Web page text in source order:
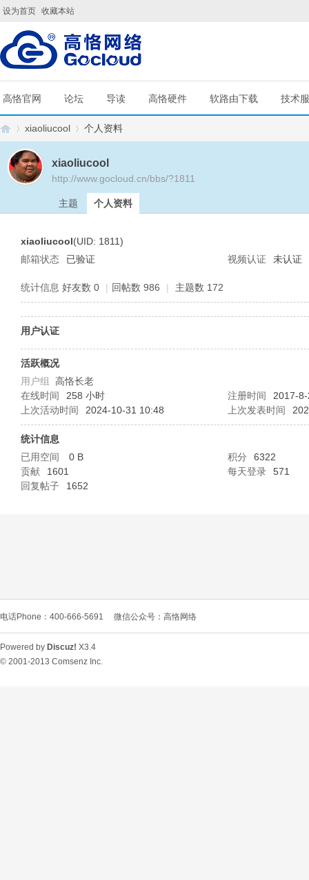
设为首页 收藏本站
高恪官网 论坛 导读 高恪硬件 软路由下载 技术
L
xiaoliucool 个人资料
xiaoliucool
http://www.gocloud.cn/bbs/?1811
主题 个人资料
xiaoliucool(UID: 1811)
邮箱状态
已验证 视频认证 未认证
统计信息 好友数 0 | 回帖数 986 | 主题数 172
用户认证
活跃概况
用户组 高恪长老
在线时间
258 小时 注册时间
2017-
上次活动时间
2024-10-31 10:48 上次发表时间
统计信息
已用空间
0 B 积分
6322
贡献
1601 每天登录
571
回复帖子
1652
电话Phone：400-666-5691 微信公众号：高恪网络
Powered by Discuz! X3.4
© 2001-2013 Comsenz Inc.